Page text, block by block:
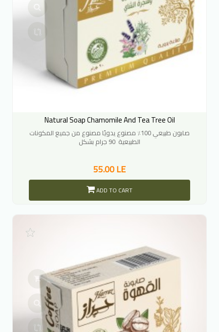
Natural Soap Chamomile And Tea Tree Oil
صابون طبيعي 100٪ مصنوع يدويًا مصنوع من جميع المكونات
الطبيعية 90 جرام بشكل
55.00 LE
ADD TO CART